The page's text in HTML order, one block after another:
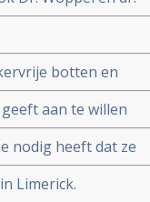
botten en
resultaat.
aan te willen
en de artsen geven
nodig heeft dat ze
Limerick.